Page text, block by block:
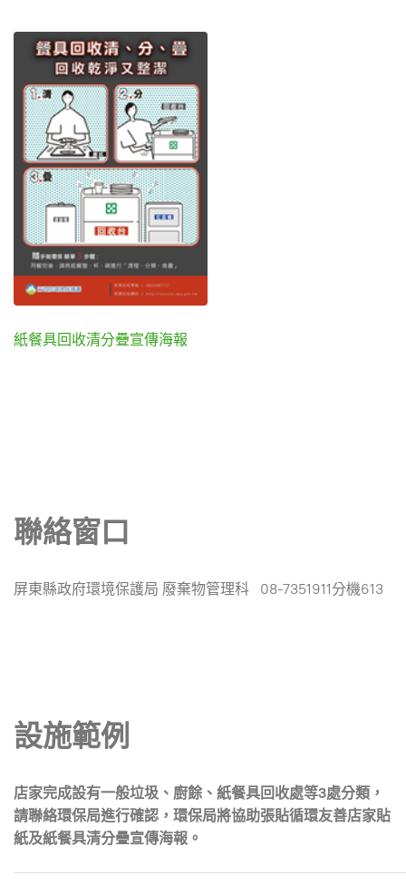
紙餐具回收清分疊宣傳海報
聯絡窗口
屏東縣政府環境保護局 廢棄物管理科 08-7351911分機613
設施範例
店家完成設有一般垃圾、廚餘、紙餐具回收處等3處分類，
請聯絡環保局進行確認，環保局將協助張貼循環友善店家貼
紙及紙餐具清分疊宣傳海報。